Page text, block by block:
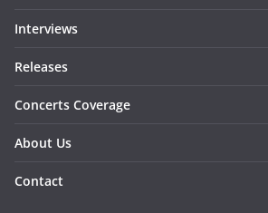
Interviews
Releases
Concerts Coverage
About Us
Contact